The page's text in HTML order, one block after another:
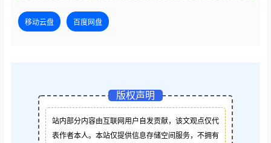
移动云盘 百度网盘
版权声明
站内部分内容由互联网用户自发贡献，该文观点仅代
表作者本人。本站仅提供信息存储空间服务，不拥有